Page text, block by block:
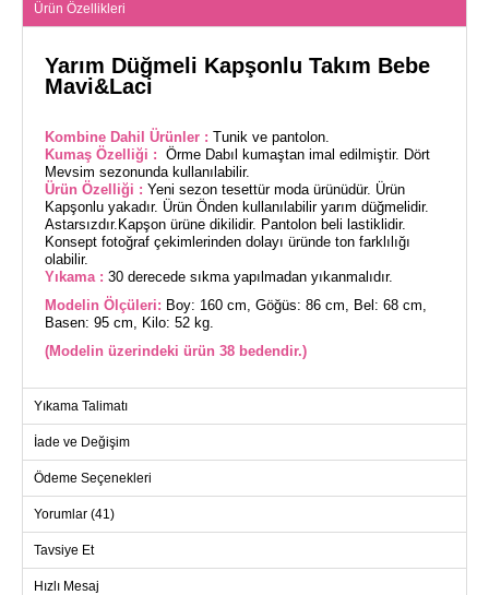
Ürün Özellikleri
Yarım Düğmeli Kapşonlu Takım Bebe
Mavi&Laci
Kombine Dahil Ürünler : Tunik ve pantolon.
Kumaş Özelliği : Örme Dabıl kumaştan imal edilmiştir. Dört
Mevsim sezonunda kullanılabilir.
Ürün Özelliği : Yeni sezon tesettür moda ürünüdür. Ürün
Kapşonlu yakadır. Ürün Önden kullanılabilir yarım düğmelidir.
Astarsızdır.Kapşon ürüne dikilidir. Pantolon beli lastiklidir.
Konsept fotoğraf çekimlerinden dolayı üründe ton farklılığı
olabilir.
Yıkama : 30 derecede sıkma yapılmadan yıkanmalıdır.
Modelin Ölçüleri: Boy: 160 cm, Göğüs: 86 cm, Bel: 68 cm,
Basen: 95 cm, Kilo: 52 kg.
(Modelin üzerindeki ürün 38 bedendir.)
Yarım Düğmeli Kapşonlu Takım model tesettür ürünüdür.Dört
Mevsim sezonunda kullanılabilir.30 derecede sıkma
yapılmadan yıkanmalıdır. Örme Dabıl kumaştan imal
edilmiştir.Ürün Kapşonlu yakadır.Ürün Önden kullanılabilir
yarım düğmelidir.Astarsızdır..(Modelin üzerindeki ürün 38
bedendir.)Pantolon beli lastiklidir.
Beden
Göğüs Bel
Boy
Yıkama Talimatı
İade ve Değişim
Ödeme Seçenekleri
Yorumlar (41)
Tavsiye Et
Hızlı Mesaj